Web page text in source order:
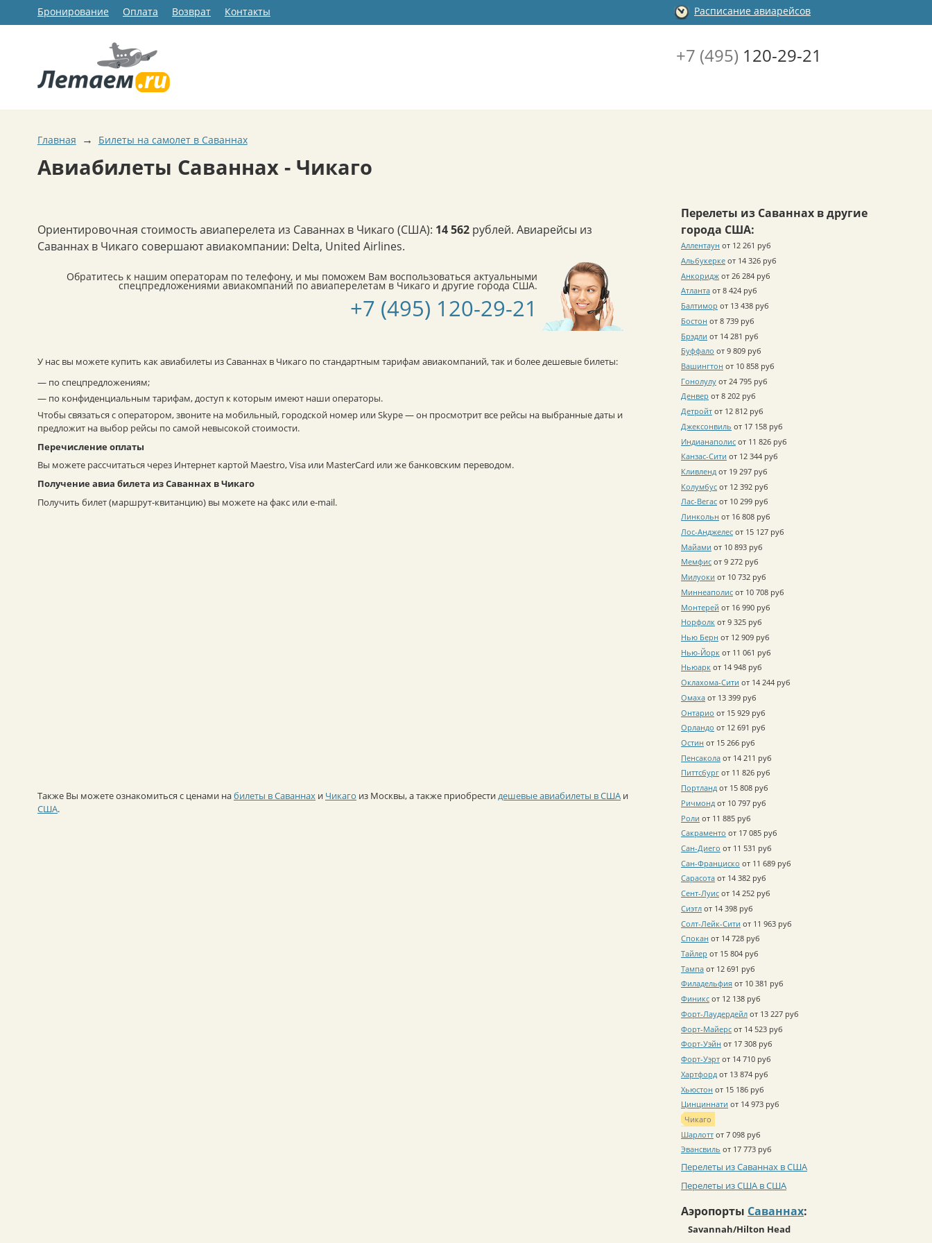
Бронирование Оплата Возврат Контакты Расписание авиарейсов
+7 (495) 120-29-21
Главная → Билеты на самолет в Саваннах
Авиабилеты Саваннах - Чикаго
Ориентировочная стоимость авиаперелета из Саваннах в Чикаго (США): 14 562 рублей. Авиарейсы из
Саваннах в Чикаго совершают авиакомпании: Delta, United Airlines.
Обратитесь к нашим операторам по телефону, и мы поможем Вам воспользоваться актуальными
спецпредложениями авиакомпаний по авиаперелетам в Чикаго и другие города США.
+7 (495) 120-29-21
У нас вы можете купить как авиабилеты из Саваннах в Чикаго по стандартным тарифам авиакомпаний, так и более дешевые билеты:
— по спецпредложениям;
— по конфиденциальным тарифам, доступ к которым имеют наши операторы.
Чтобы связаться с оператором, звоните на мобильный, городской номер или Skype — он просмотрит все рейсы на выбранные даты и
предложит на выбор рейсы по самой невысокой стоимости.
Перечисление оплаты
Вы можете рассчитаться через Интернет картой Maestro, Visa или MasterCard или же банковским переводом.
Получение авиа билета из Саваннах в Чикаго
Получить билет (маршрут-квитанцию) вы можете на факс или e-mail.
Также Вы можете ознакомиться с ценами набилеты в Саваннах и Чикаго из Москвы, а также приобрестидешевые авиабилеты в США и
США.
Перелеты из Саваннах в другие
города США:
Аллентаун от 12 261 руб
Альбукерке от 14 326 руб
Анкоридж от 26 284 руб
Атланта от 8 424 руб
Балтимор от 13 438 руб
Бостон от 8 739 руб
Брэдли от 14 281 руб
Буффало от 9 809 руб
Вашингтон от 10 858 руб
Гонолулу от 24 795 руб
Денвер от 8 202 руб
Детройт от 12 812 руб
Джексонвиль от 17 158 руб
Индианаполис от 11 826 руб
Канзас-Сити от 12 344 руб
Кливленд от 19 297 руб
Колумбус от 12 392 руб
Лас-Вегас от 10 299 руб
Линкольн от 16 808 руб
Лос-Анджелес от 15 127 руб
Майами от 10 893 руб
Мемфис от 9 272 руб
Милуоки от 10 732 руб
Миннеаполис от 10 708 руб
Монтерей от 16 990 руб
Норфолк от 9 325 руб
Нью Берн от 12 909 руб
Нью-Йорк от 11 061 руб
Ньюарк от 14 948 руб
Оклахома-Сити от 14 244 руб
Омаха от 13 399 руб
Онтарио от 15 929 руб
Орландо от 12 691 руб
Остин от 15 266 руб
Пенсакола от 14 211 руб
Питтсбург от 11 826 руб
Портланд от 15 808 руб
Ричмонд от 10 797 руб
Роли от 11 885 руб
Сакраменто от 17 085 руб
Сан-Диего от 11 531 руб
Сан-Франциско от 11 689 руб
Сарасота от 14 382 руб
Сент-Луис от 14 252 руб
Сиэтл от 14 398 руб
Солт-Лейк-Сити от 11 963 руб
Спокан от 14 728 руб
Тайлер от 15 804 руб
Тампа от 12 691 руб
Филадельфия от 10 381 руб
Финикс от 12 138 руб
Форт-Лаудердейл от 13 227 руб
Форт-Майерс от 14 523 руб
Форт-Уэйн от 17 308 руб
Форт-Уэрт от 14 710 руб
Хартфорд от 13 874 руб
Хьюстон от 15 186 руб
Цинциннати от 14 973 руб
Чикаго
Шарлотт от 7 098 руб
Эвансвиль от 17 773 руб
Перелеты из Саваннах в США
Перелеты из США в США
Аэропорты Саваннах:
Savannah/Hilton Head